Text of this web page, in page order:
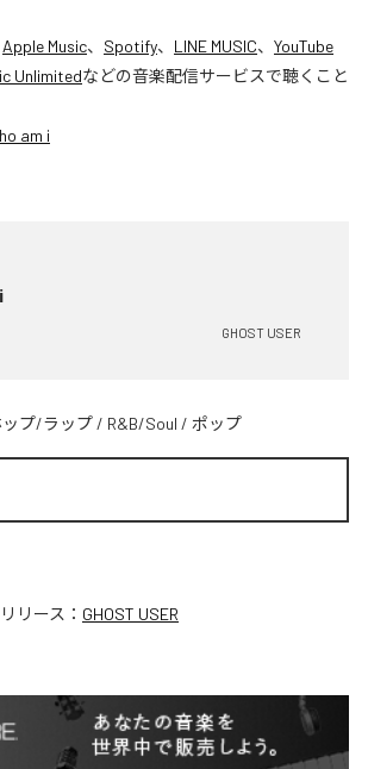
Apple Music、 Spotify、 LINE MUSIC、 YouTube
Unlimitedなどの音楽配信サービスで聴くこと
am i
GHOST USER
ップ/ラップ / R&B/Soul / ポップ
リース： GHOST USER